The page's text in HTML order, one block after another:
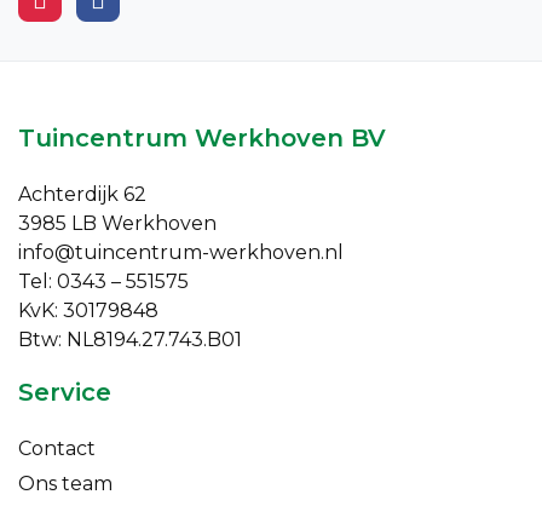
Tuincentrum Werkhoven BV
Achterdijk 62
3985 LB Werkhoven
info@tuincentrum-werkhoven.nl
Tel: 0343 – 551575
KvK: 30179848
Btw: NL8194.27.743.B01
Service
Contact
Ons team